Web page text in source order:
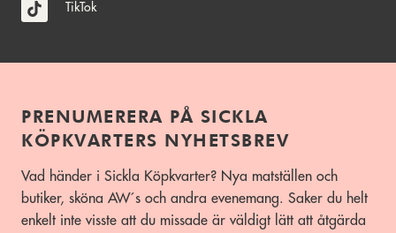
TikTok
PRENUMERERA PÅ SICKLA
KÖPKVARTERS NYHETSBREV
Vad händer i Sickla Köpkvarter? Nya matställen och
butiker, sköna AW´s och andra evenemang. Saker du helt
enkelt inte visste att du missade är väldigt lätt att åtgärda